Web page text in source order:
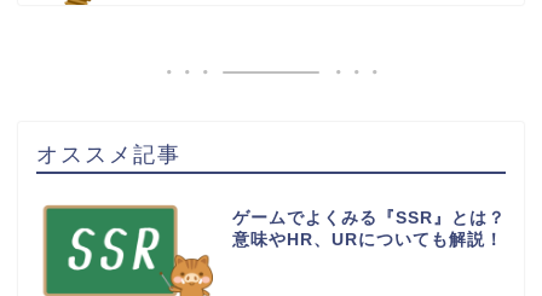
オススメ記事
ゲームでよくみる『SSR』とは？
意味やHR、URについても解説！